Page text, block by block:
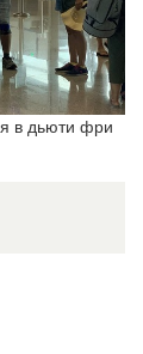
в дьюти фри